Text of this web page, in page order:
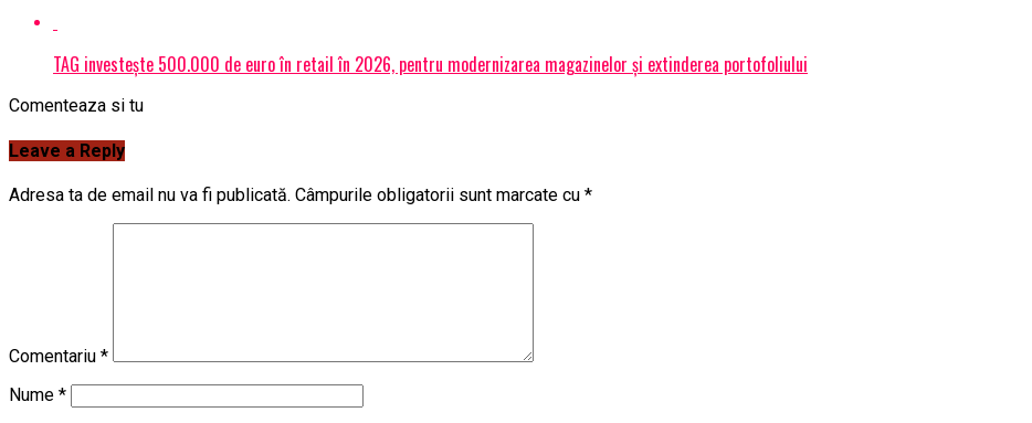
TAG investește 500.000 de euro în retail în 2026, pentru modernizarea magazinelor și extinderea portofoliului
Comenteaza si tu
Leave a Reply
Adresa ta de email nu va fi publicată. Câmpurile obligatorii sunt marcate cu *
Comentariu *
Nume *